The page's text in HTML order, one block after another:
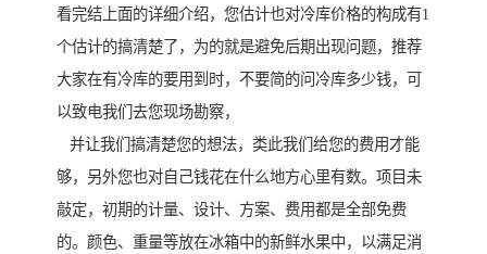
看完结上面的详细介绍，您估计也对冷库价格的构成有1
个估计的搞清楚了，为的就是避免后期出现问题，推荐
大家在有冷库的要用到时，不要简的问冷库多少钱，可
以致电我们去您现场勘察，
并让我们搞清楚您的想法，类此我们给您的费用才能
够，另外您也对自己钱花在什么地方心里有数。项目未
敲定，初期的计量、设计、方案、费用都是全部免费
的。颜色、重量等放在冰箱中的新鲜水果中，以满足消